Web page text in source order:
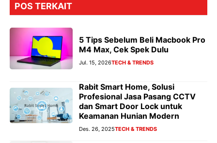
POS TERKAIT
5 Tips Sebelum Beli Macbook Pro
M4 Max, Cek Spek Dulu
Jul. 15, 2026TECH & TRENDS
Rabit Smart Home, Solusi
Profesional Jasa Pasang CCTV
dan Smart Door Lock untuk
Keamanan Hunian Modern
Des. 26, 2025TECH & TRENDS